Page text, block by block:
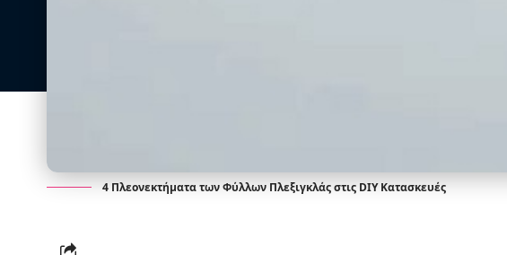
4 Πλεονεκτήματα των Φύλλων Πλεξιγκλάς στις DIY Κατασκευές